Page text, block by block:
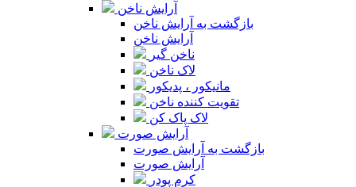
آرایش ناخن
بازگشت به آرایش ناخن
آرایش ناخن
ناخن گیر
لاک ناخن
مانیکور ، پدیکور
تقویت کننده ناخن
لاک پاک کن
آرایش صورت
بازگشت به آرایش صورت
آرایش صورت
کرم پودر